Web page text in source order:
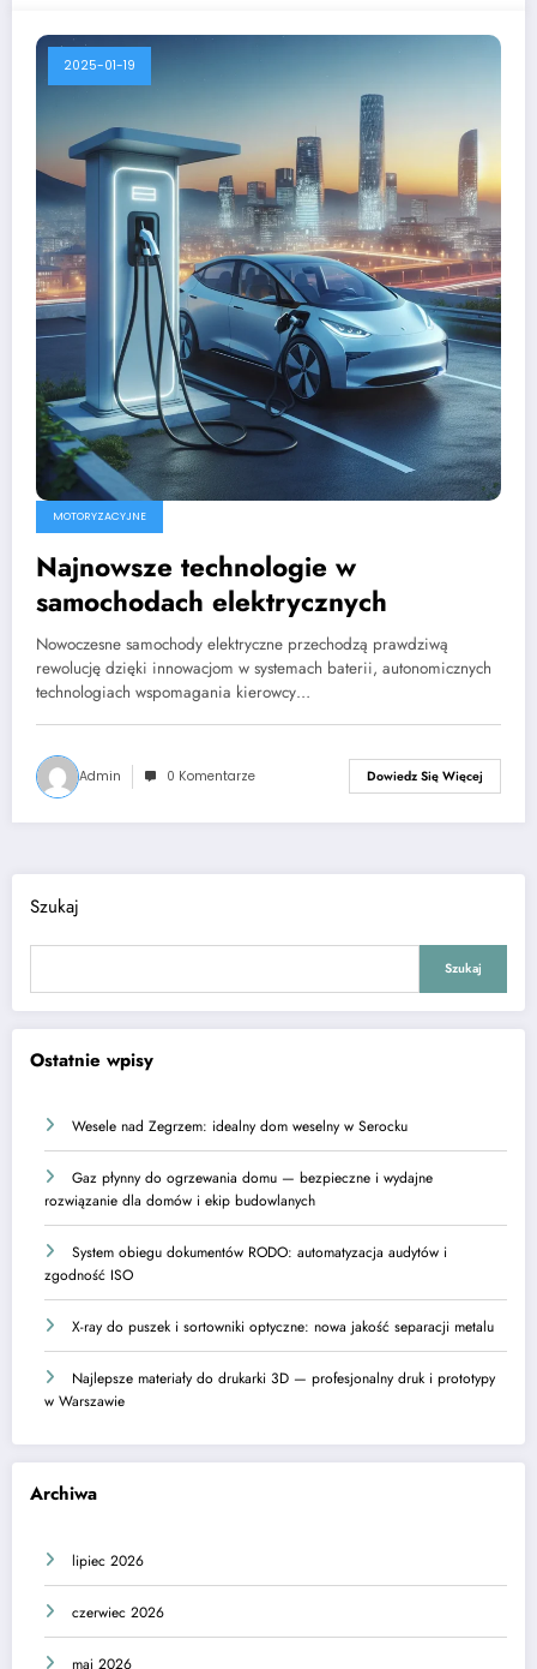
2025-01-19
MOTORYZACYJNE
Najnowsze technologie w
samochodach elektrycznych
Nowoczesne samochody elektryczne przechodzą prawdziwą
rewolucję dzięki innowacjom w systemach baterii, autonomicznych
technologiach wspomagania kierowcy…
Admin 0 Komentarze Dowiedz Się Więcej
Szukaj
Szukaj
Ostatnie wpisy
Wesele nad Zegrzem: idealny dom weselny w Serocku
Gaz płynny do ogrzewania domu — bezpieczne i wydajne
rozwiązanie dla domów i ekip budowlanych
System obiegu dokumentów RODO: automatyzacja audytów i
zgodność ISO
X-ray do puszek i sortowniki optyczne: nowa jakość separacji metalu
Najlepsze materiały do drukarki 3D — profesjonalny druk i prototypy
w Warszawie
Archiwa
lipiec 2026
czerwiec 2026
maj 2026